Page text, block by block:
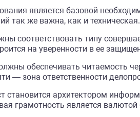
является базовой
так же важна, как и техническая.
соответствовать типу
на уверенности в ее
обеспечивать читаемость
— зона ответственности
становится архитектором
грамотность является